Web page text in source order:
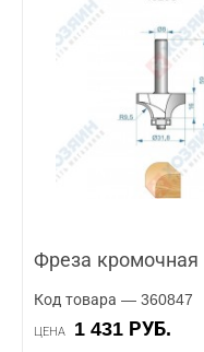
Фреза кромочная
Код товара — 360847
ЦЕНА 1 431 РУБ.